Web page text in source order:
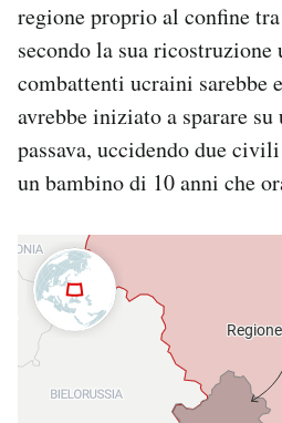
regione proprio al confine
secondo la sua ricostruzione
combattenti ucraini sarebbe
avrebbe iniziato a sparare su
passava, uccidendo due
un bambino di 10 anni che